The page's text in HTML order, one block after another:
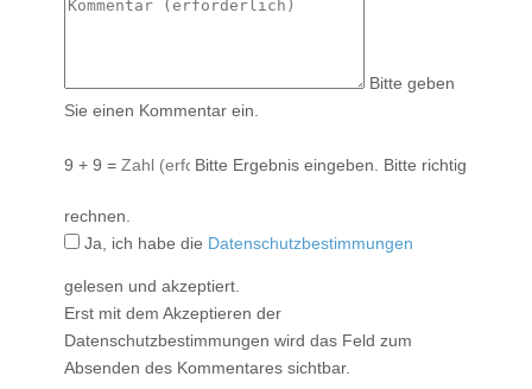
Bitte geben
Sie einen Kommentar ein.
9 + 9 = Bitte Ergebnis eingeben. Bitte richtig
rechnen.
Ja, ich habe die Datenschutzbestimmungen
gelesen und akzeptiert.
Erst mit dem Akzeptieren der
Datenschutzbestimmungen wird das Feld zum
Absenden des Kommentares sichtbar.